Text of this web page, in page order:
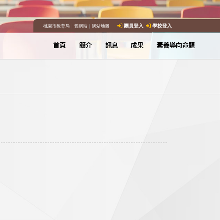
桃園市教育局｜ 舊網站｜ 網站地圖 團員登入 學校登入
首頁 簡介 訊息 成果 素養導向命題